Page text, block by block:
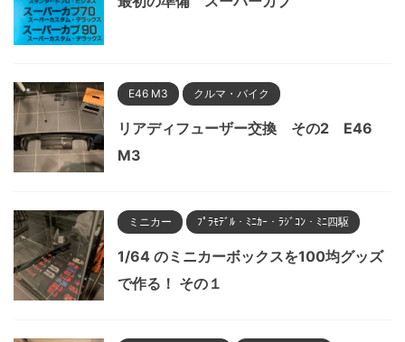
E46 M3 クルマ・バイク
リアディフューザー交換 その2 E46
M3
ミニカー ﾌﾟﾗﾓﾃﾞﾙ・ﾐﾆｶｰ・ﾗｼﾞｺﾝ・ﾐﾆ四駆
1/64 のミニカーボックスを100均グッズ
で作る！ その１